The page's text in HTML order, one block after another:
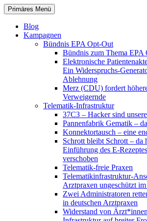
Zum
Inhalt
springen
patientenrechte-
Suchen
Primäres Menü
Blog
Kampagnen
Bündnis EPA Opt-Out
Bündnis zum Thema EPA
Elektronische
Ein Widerspruchs-
Ablehnung
Merz (CDU) fordert
Verweigernde
Telematik-Infrastruktur
37C3 – Hacker sind
Pannenfabrik Gematik –
Konnektortausch – eine
Schrott bleibt Schrott – da
Einführung des E-
verschoben
Telematik-freie Praxen
Telematikinfrastruktur-
Arztpraxen ungeschützt
Zwei Administratoren
in deutschen Arztpraxen
Widerstand von